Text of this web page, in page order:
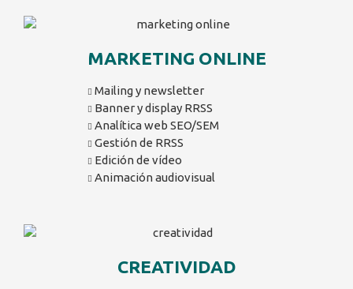
MARKETING ONLINE
Mailing y newsletter
Banner y display RRSS
Analítica web SEO/SEM
Gestión de RRSS
Edición de vídeo
Animación audiovisual
CREATIVIDAD